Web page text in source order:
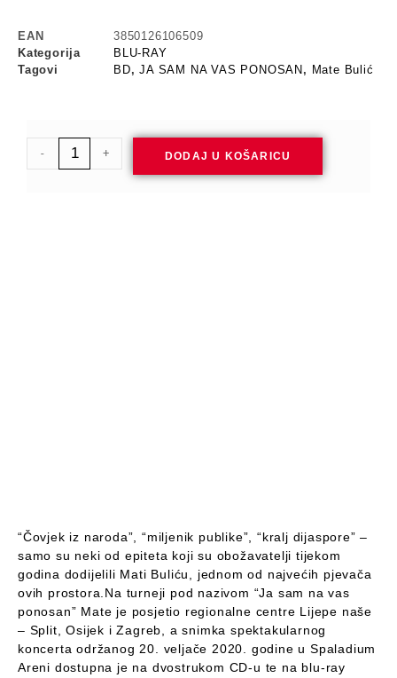
EAN
3850126106509
Kategorija
BLU-RAY
Tagovi
BD,JA SAM NA VAS PONOSAN , Mate Bulić
- + DODAJ U KOŠARICU
“Čovjek iz naroda”, “miljenik publike”, “kralj dijaspore” –
samo su neki od epiteta koji su obožavatelji tijekom
godina dodijelili Mati Buliću, jednom od najvećih pjevača
ovih prostora.Na turneji pod nazivom “Ja sam na vas
ponosan” Mate je posjetio regionalne centre Lijepe naše
– Split, Osijek i Zagreb, a snimka spektakularnog
koncerta održanog 20. veljače 2020. godine u Spaladium
Areni dostupna je na dvostrukom CD-u te na blu-ray